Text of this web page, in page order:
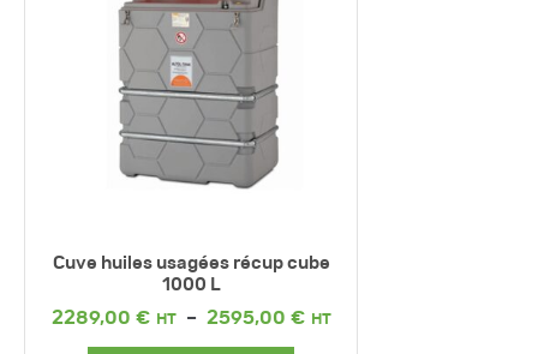
Cuve huiles usagées récup cube
1000 L
2289,00 € – 2595,00 €
Plage